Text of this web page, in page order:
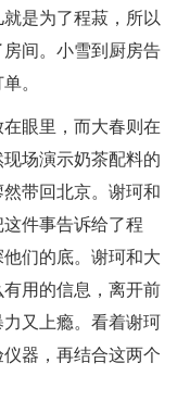
是为了程菽，所以
间。小雪到厨房告
。
眼里，而大春则在
场演示奶茶配料的
带回北京。谢珂和
件事告诉给了程
们的底。谢珂和大
用的信息，离开前
又上瘾。看着谢珂
器，再结合这两个